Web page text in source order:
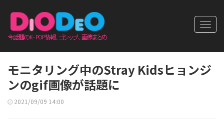
モニタリング中のStray Kidsヒョンジ
ンのgif画像が話題に
2021/09/09 14:00